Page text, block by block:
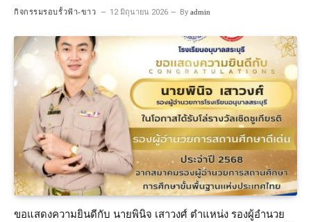
กิจกรรมรอบรั้วฟ้า-ขาว 12 มิถุนายน 2026 By admin
ขอแสดงความยินดีกับ นายพินิจ เสาวงศ์ ตำแหน่ง รองผู้อำนวย